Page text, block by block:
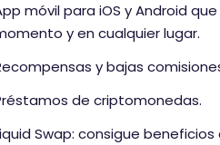
móvil para iOS y Android
y en cualquier lugar.
y bajas
de criptomonedas.
Swap: consigue